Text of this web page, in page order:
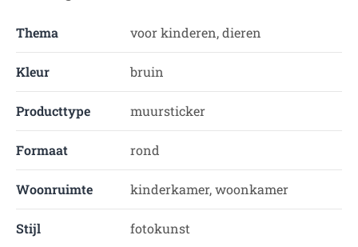
Thema voor kinderen, dieren
Kleur bruin
Producttype muursticker
Formaat rond
Woonruimte kinderkamer, woonkamer
Stijl fotokunst